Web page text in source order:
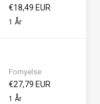
€18,49 EUR
1 År
Fornyelse
€27,79 EUR
1 År